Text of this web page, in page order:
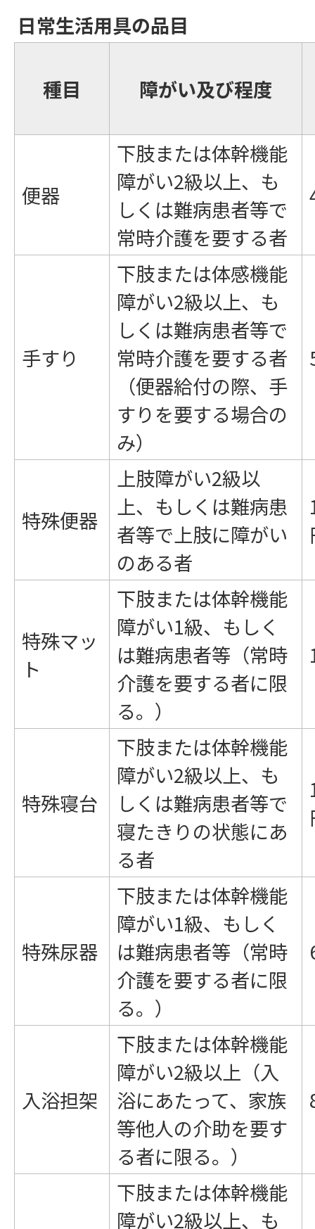
日常生活用具の品目
種目 障がい及び程度
便器
下肢または体幹機能
障がい2級以上、も
しくは難病患者等で
常時介護を要する者
手すり
下肢または体感機能
障がい2級以上、も
しくは難病患者等で
常時介護を要する者
（便器給付の際、手
すりを要する場合の
み）
特殊便器
上肢障がい2級以
上、もしくは難病患
者等で上肢に障がい
のある者
特殊マッ
ト
下肢または体幹機能
障がい1級、もしく
は難病患者等（常時
介護を要する者に限
る。）
特殊寝台
下肢または体幹機能
障がい2級以上、も
しくは難病患者等で
寝たきりの状態にあ
る者
特殊尿器
下肢または体幹機能
障がい1級、もしく
は難病患者等（常時
介護を要する者に限
る。）
入浴担架
下肢または体幹機能
障がい2級以上（入
浴にあたって、家族
等他人の介助を要す
る者に限る。）
下肢または体幹機能
障がい2級以上、も